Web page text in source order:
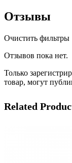
Отзывы
Очистить фильтры
Отзывов пока нет.
Только
товар, могут
Related